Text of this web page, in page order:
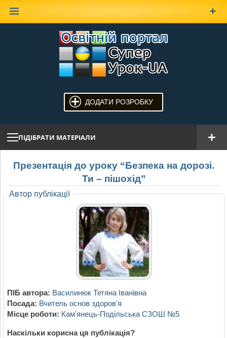
ДОДАТИ РОЗРОБКУ
ПІДІБРАТИ МАТЕРІАЛИ
Презентація до уроку “Безпека на дорозі.
Ти – пішохід”
Автор публікації
ПІБ автора: Василинюк Тетяна Іванівна
Посада: Вчитель основ здоров'я
Місце роботи: Кам'янець-Подільська СЗОШ №5
Наскільки корисна ця публікація?